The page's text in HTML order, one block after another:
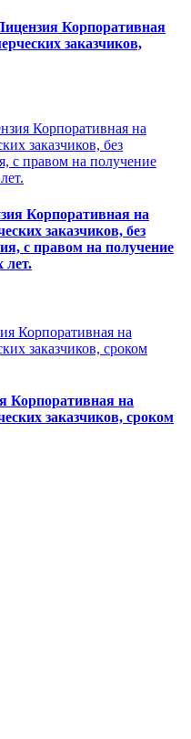
Корпоративная
заказчиков,
Корпоративная на
заказчиков, без
с правом на получение
лет.
Корпоративная на
заказчиков, сроком